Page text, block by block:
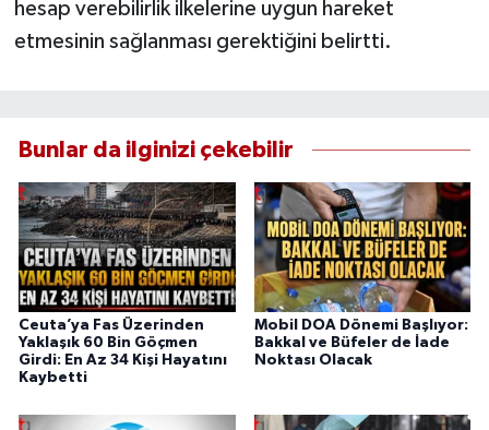
hesap verebilirlik ilkelerine uygun hareket
etmesinin sağlanması gerektiğini belirtti.
Bunlar da ilginizi çekebilir
Ceuta’ya Fas Üzerinden
Yaklaşık 60 Bin Göçmen
Girdi: En Az 34 Kişi Hayatını
Kaybetti
Mobil DOA Dönemi Başlıyor:
Bakkal ve Büfeler de İade
Noktası Olacak